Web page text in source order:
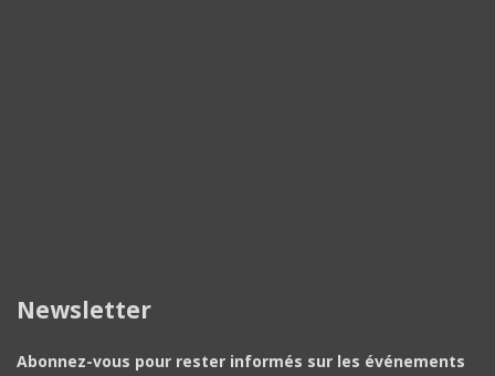
Newsletter
Abonnez-vous pour rester informés sur les événements